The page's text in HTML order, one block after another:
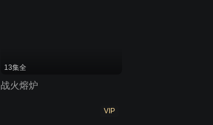
13集全
战火熔炉
VIP